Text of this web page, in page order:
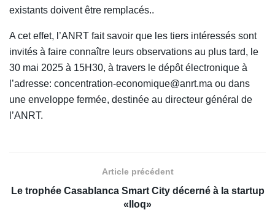
existants doivent être remplacés..
A cet effet, l’ANRT fait savoir que les tiers intéressés sont
invités à faire connaître leurs observations au plus tard, le
30 mai 2025 à 15H30, à travers le dépôt électronique à
l’adresse: concentration-economique@anrt.ma ou dans
une enveloppe fermée, destinée au directeur général de
l’ANRT.
Article précédent
Le trophée Casablanca Smart City décerné à la startup
«Iloq»